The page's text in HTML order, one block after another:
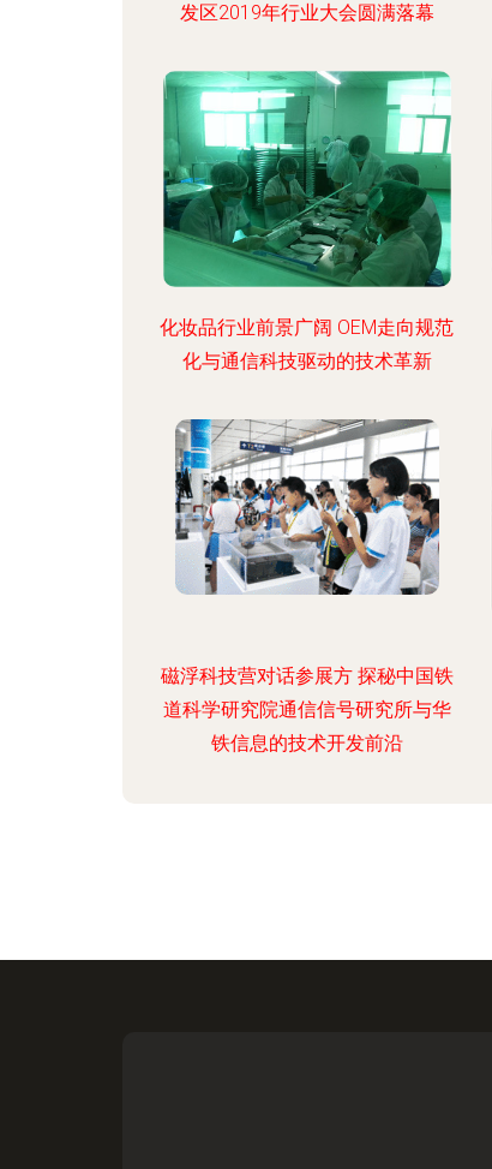
发区2019年行业大会圆满落幕
化妆品行业前景广阔 OEM走向规范
化与通信科技驱动的技术革新
磁浮科技营对话参展方 探秘中国铁
道科学研究院通信信号研究所与华
铁信息的技术开发前沿